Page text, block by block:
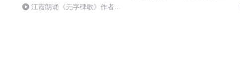
江霞朗诵《无字碑歌》作者：